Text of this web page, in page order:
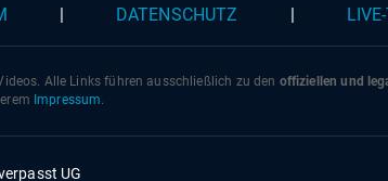
DATENSCHUTZ
Alle Links führen ausschließlich zu den offiziellen und
Impressum.
UG